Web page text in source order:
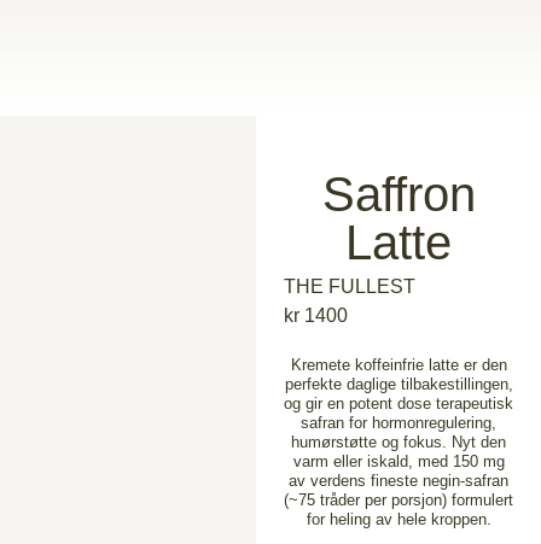
Saffron
Latte
THE FULLEST
kr1400
Kremete koffeinfrie latte er den
perfekte daglige tilbakestillingen,
og gir en potent dose terapeutisk
safran for hormonregulering,
humørstøtte og fokus. Nyt den
varm eller iskald, med 150 mg
av verdens fineste negin-safran
(~75 tråder per porsjon) formulert
for heling av hele kroppen.